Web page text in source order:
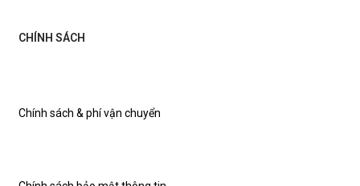
CHÍNH SÁCH
Chính sách & phí vận chuyển